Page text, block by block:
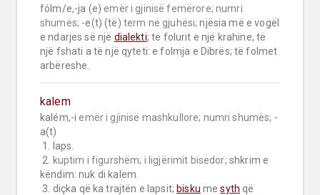
fólm/e,-ja (e) emër i gjinisë femërore; numri
shumës; -e(t) (të) term në gjuhësi; njësia më e vogël
e ndarjes së një dialekti; të folurit e një krahine, të
një fshati a të një qyteti: e folmja e Dibrës; të folmet
arbëreshe.
kalem
kalém,-i emër i gjinisë mashkullore; numri shumës; -
a(t)
2.
kuptim i figurshëm; i ligjërimit bisedor; shkrim e
këndim: nuk di kalem.
3. diçka që ka trajtën e lapsit; bisku me syth që